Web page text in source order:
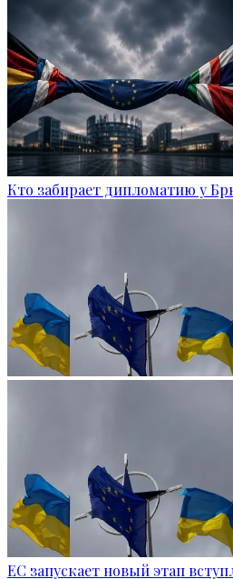
Кто забирает дипломатию у
ЕС запускает новый этап